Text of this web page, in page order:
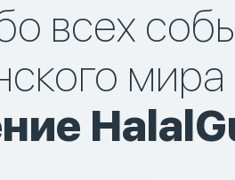
всех
мира